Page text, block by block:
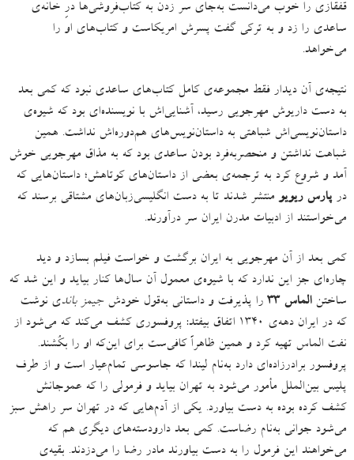
قفقازی را خوب می‌دانست به‌جای سر زدن به کتاب‌فروشی‌ها درِ خانه‌ی
ساعدی را زد و به ترکی گفت پسرش امریکاست و کتاب‌های او را
می‌خواهد.
نتیجه‌ی آن دیدار فقط مجموعه‌ی کامل کتاب‌های ساعدی نبود که کمی بعد
به دست داریوش مهرجویی رسید، آشنایی‌اش با نویسنده‌ای بود که شیوه‌ی
داستان‌نویسی‌اش شباهتی به داستان‌نویس‌های هم‌دوره‌اش نداشت. همین
شباهت نداشتن و منحصربه‌فرد بودن ساعدی بود که به مذاق مهرجویی خوش
آمد و شروع کرد به ترجمه‌ی بعضی از داستان‌های کوتاهش؛ داستان‌هایی که
درپارس ریویو منتشر شدند تا به دست انگلیسی‌زبان‌های مشتاقی برسند که
می‌خواستند از ادبیات مدرن ایران سر درآورند.
کمی بعد از آن‌ مهرجویی به ایران برگشت و خواست فیلم بسازد و دید
چاره‌ای جز این ندارد که با شیوه‌ی معمول آن سال‌ها کنار بیاید و این شد که
ساختنالماس ۳۳ را پذیرفت و داستانی به‌قول خودشجیمز باندی نوشت
که در ایران دهه‌ی ۱۳۴۰ اتفاق بیفتد
: پروفسوری کشف می‌کند که می‌شود از
نفت الماس تهیه کرد و همین ظاهراً کافی‌ست برای این‌که او را بکُشند.
پروفسور برادرزاده‌ای دارد به‌نام لیندا که جاسوسی تمام‌عیار است و از طرف
پلیس بین‌الملل مأمور می‌شود به تهران بیاید و فرمولی را که عموجانش
کشف کرده بوده به دست بیاورد. یکی از آدم‌هایی که در تهران سر راهش سبز
می‌شود جوانی به‌نام رضاست. کمی بعد دارودسته‌های دیگری هم که
می‌خواهند این فرمول را به دست بیاورند مادر رضا را می‌دزدند. بقیه‌ی